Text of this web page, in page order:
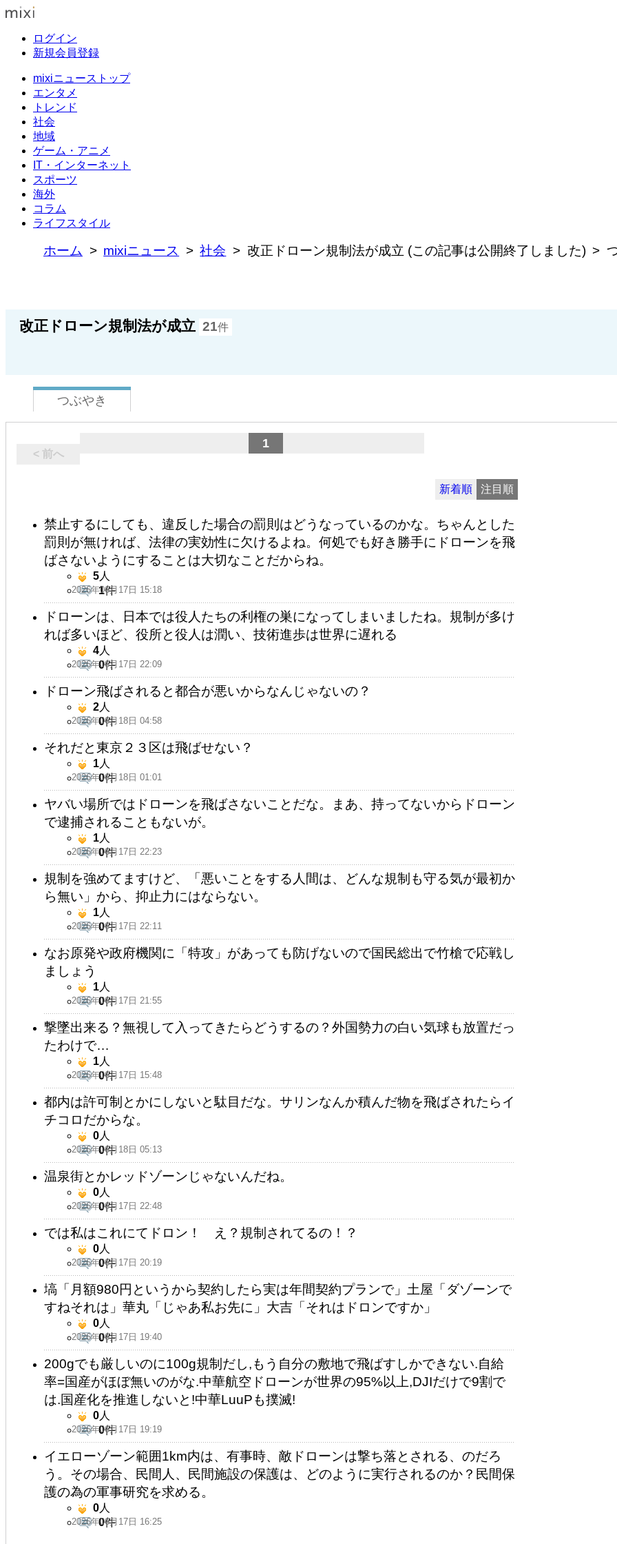
ログイン
新規会員登録
mixiニューストップ
エンタメ
トレンド
社会
地域
ゲーム・アニメ
IT・インターネット
スポーツ
海外
コラム
ライフスタイル
ホーム mixiニュース 社会 改正ドローン規制法が成立 (この記事は公開終了しました)
改正ドローン規制法が成立 21件
つぶやき
< 前へ
1
新着順 注目順
禁止するにしても、違反した場合の罰則はどうなっているのかな。ちゃんとした
罰則が無ければ、法律の実効性に欠けるよね。何処でも好き勝手にドローンを飛
ばさないようにすることは大切なことだからね。
2026年06月17日 15:18
5人
1件
ドローンは、日本では役人たちの利権の巣になってしまいましたね。規制が多け
れば多いほど、役所と役人は潤い、技術進歩は世界に遅れる
2026年06月17日 22:09
4人
0件
ドローン飛ばされると都合が悪いからなんじゃないの？
2026年06月18日 04:58
2人
0件
それだと東京２３区は飛ばせない？
2026年06月18日 01:01
1人
0件
ヤバい場所ではドローンを飛ばさないことだな。まあ、持ってないからドローン
で逮捕されることもないが。
2026年06月17日 22:23
1人
0件
規制を強めてますけど、「悪いことをする人間は、どんな規制も守る気が最初か
ら無い」から、抑止力にはならない。
2026年06月17日 22:11
1人
0件
なお原発や政府機関に「特攻」があっても防げないので国民総出で竹槍で応戦し
ましょう
2026年06月17日 21:55
1人
0件
撃墜出来る？無視して入ってきたらどうするの？外国勢力の白い気球も放置だっ
たわけで…
2026年06月17日 15:48
1人
0件
都内は許可制とかにしないと駄目だな。サリンなんか積んだ物を飛ばされたらイ
チコロだからな。
2026年06月18日 05:13
0人
0件
温泉街とかレッドゾーンじゃないんだね。
2026年06月17日 22:48
0人
0件
では私はこれにてドロン！ え？規制されてるの！？
2026年06月17日 20:19
0人
0件
塙「月額980円というから契約したら実は年間契約プランで」土屋「ダゾーンで
すねそれは」華丸「じゃあ私お先に」大吉「それはドロンですか」
2026年06月17日 19:40
0人
0件
200gでも厳しいのに100g規制だし,もう自分の敷地で飛ばすしかできない.自給
率=国産がほぼ無いのがな.中華航空ドローンが世界の95%以上,DJIだけで9割で
は.国産化を推進しないと!中華LuuPも撲滅!
2026年06月17日 19:19
0人
0件
イエローゾーン範囲1km内は、有事時、敵ドローンは撃ち落とされる、のだろ
う。その場合、民間人、民間施設の保護は、どのように実行されるのか？民間保
護の為の軍事研究を求める。
2026年06月17日 16:25
0人
0件